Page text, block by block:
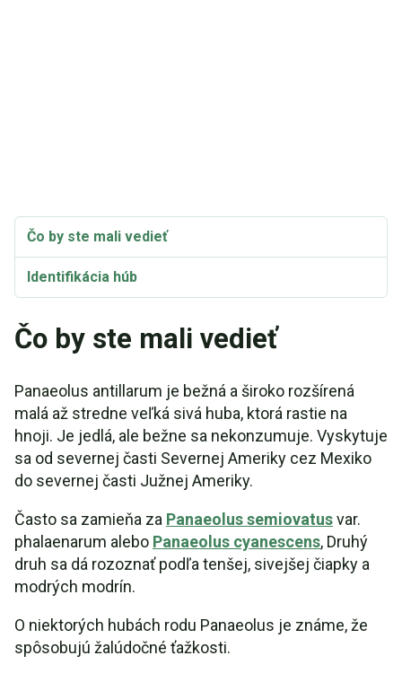
Čo by ste mali vedieť
Identifikácia húb
Čo by ste mali vedieť
Panaeolus antillarum je bežná a široko rozšírená
malá až stredne veľká sivá huba, ktorá rastie na
hnoji. Je jedlá, ale bežne sa nekonzumuje. Vyskytuje
sa od severnej časti Severnej Ameriky cez Mexiko
do severnej časti Južnej Ameriky.
Často sa zamieňa za Panaeolus semiovatusvar.
phalaenarum alebo Panaeolus cyanescens, Druhý
druh sa dá rozoznať podľa tenšej, sivejšej čiapky a
modrých modrín.
O niektorých hubách rodu Panaeolus je známe, že
spôsobujú žalúdočné ťažkosti.